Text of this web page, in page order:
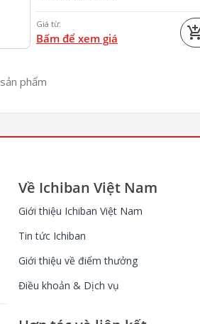
Giá từ:
Bấm để xem giá
sản phẩm
Về Ichiban Việt Nam
Giới thiệu Ichiban Việt Nam
Tin tức Ichiban
Giới thiệu về điểm thưởng
Điều khoản & Dịch vụ